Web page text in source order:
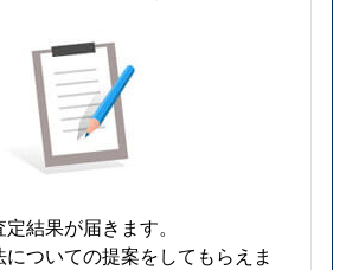
結果が届きます。
ついての提案をしてもらえま